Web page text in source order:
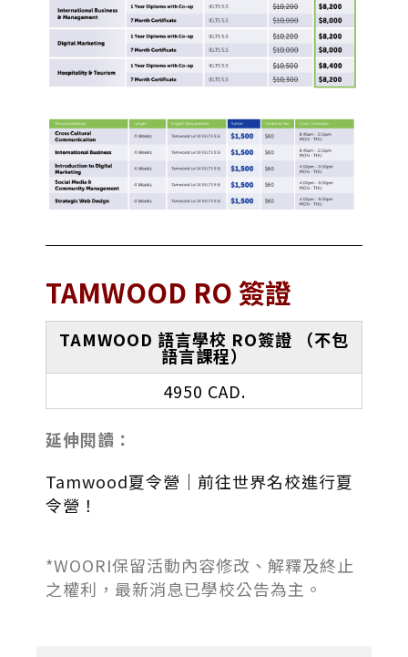
TAMWOOD RO 簽證
TAMWOOD 語言學校 RO簽證 （不包
語言課程）
4950 CAD.
延伸閱讀：
Tamwood夏令營｜前往世界名校進行夏
令營！
*WOORI保留活動內容修改、解釋及終止
之權利，最新消息已學校公告為主。